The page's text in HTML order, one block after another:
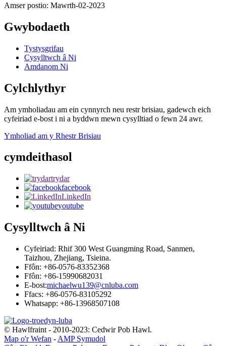
Amser postio: Mawrth-02-2023
Gwybodaeth
Tystysgrifau
Cysylltwch â Ni
Amdanom Ni
Cylchlythyr
Am ymholiadau am ein cynnyrch neu restr brisiau, gadewch eich
cyfeiriad e-bost i ni a byddwn mewn cysylltiad o fewn 24 awr.
Ymholiad am y Rhestr Brisiau
cymdeithasol
trydar
facebook
LinkedIn
youtube
Cysylltwch â Ni
Cyfeiriad: Rhif 300 West Guangming Road, Sanmen,
Taizhou, Zhejiang, Tsieina.
Ffôn: +86-0576-83352368
Ffôn: +86-15990682031
E-bost:michaelwu139@cnluba.com
Ffacs: +86-0576-83105292
Whatsapp: +86-13968507108
© Hawlfraint - 2010-2023: Cedwir Pob Hawl.
Map o'r Wefan - AMP Symudol